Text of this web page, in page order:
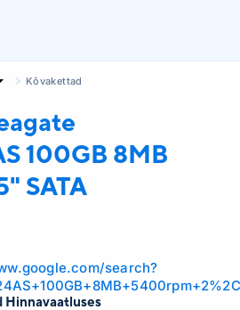
Kõvakettad
100GB 8MB
SATA
search?
Hinnavaatluses